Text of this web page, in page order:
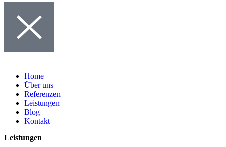
Home
Über uns
Referenzen
Leistungen
Blog
Kontakt
Leistungen